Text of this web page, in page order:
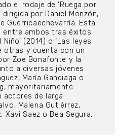
el rodaje de ‘Ruega por
por Daniel Monzón,
Guerricaechevarría. Esta
entre ambos tras éxitos
Niño’ (2014) o ‘Las leyes
otras y cuenta con un
Zoe Bonafonte y la
a diversas jóvenes
María Gandiaga o
mayoritariamente
actores de larga
Malena Gutiérrez,
Xavi Saez o Bea Segura,